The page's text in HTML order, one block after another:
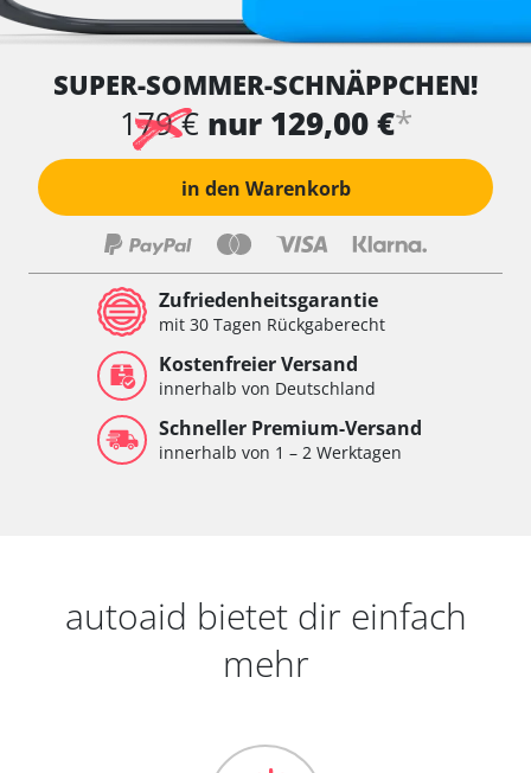
SUPER-SOMMER-SCHNÄPPCHEN!
179 € nur 129,00 €*
in den Warenkorb
Zufriedenheitsgarantie
mit 30 Tagen Rückgaberecht
Kostenfreier Versand
innerhalb von Deutschland
Schneller Premium-Versand
innerhalb von 1 – 2 Werktagen
autoaid bietet dir einfach
mehr